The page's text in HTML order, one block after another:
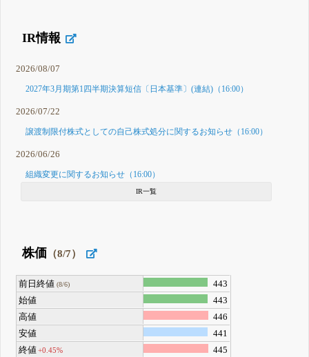
IR情報
2026/08/07
2027年3月期第1四半期決算短信〔日本基準〕(連結)（16:00）
2026/07/22
譲渡制限付株式としての自己株式処分に関するお知らせ（16:00）
2026/06/26
組織変更に関するお知らせ（16:00）
IR一覧
株価 （8/7）
前日終値 (8/6)
443
始値
443
高値
446
安値
441
終値+0.45%
445